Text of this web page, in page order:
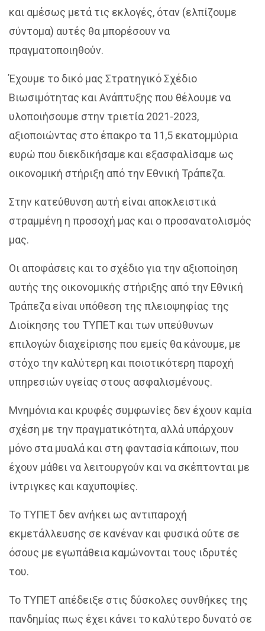
και αμέσως μετά τις εκλογές, όταν (ελπίζουμε
σύντομα) αυτές θα μπορέσουν να
πραγματοποιηθούν.
Έχουμε το δικό μας Στρατηγικό Σχέδιο
Βιωσιμότητας και Ανάπτυξης που θέλουμε να
υλοποιήσουμε στην τριετία 2021-2023,
αξιοποιώντας στο έπακρο τα 11,5 εκατομμύρια
ευρώ που διεκδικήσαμε και εξασφαλίσαμε ως
οικονομική στήριξη από την Εθνική Τράπεζα.
Στην κατεύθυνση αυτή είναι αποκλειστικά
στραμμένη η προσοχή μας και ο προσανατολισμός
μας.
Οι αποφάσεις και το σχέδιο για την αξιοποίηση
αυτής της οικονομικής στήριξης από την Εθνική
Τράπεζα είναι υπόθεση της πλειοψηφίας της
Διοίκησης του ΤΥΠΕΤ και των υπεύθυνων
επιλογών διαχείρισης που εμείς θα κάνουμε, με
στόχο την καλύτερη και ποιοτικότερη παροχή
υπηρεσιών υγείας στους ασφαλισμένους.
Μνημόνια και κρυφές συμφωνίες δεν έχουν καμία
σχέση με την πραγματικότητα, αλλά υπάρχουν
μόνο στα μυαλά και στη φαντασία κάποιων, που
έχουν μάθει να λειτουργούν και να σκέπτονται με
ίντριγκες και καχυποψίες.
Το ΤΥΠΕΤ δεν ανήκει ως αντιπαροχή
εκμετάλλευσης σε κανέναν και φυσικά ούτε σε
όσους με εγωπάθεια καμώνονται τους ιδρυτές
του.
Το ΤΥΠΕΤ απέδειξε στις δύσκολες συνθήκες της
πανδημίας πως έχει κάνει το καλύτερο δυνατό σε